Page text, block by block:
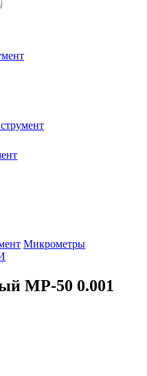
Микрометры
МР-50 0.001